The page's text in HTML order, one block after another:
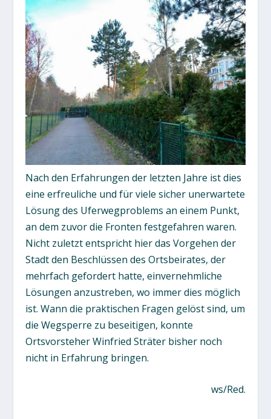
Nach den Erfahrungen der letzten Jahre ist dies
eine erfreuliche und für viele sicher unerwartete
Lösung des Uferwegproblems an einem Punkt,
an dem zuvor die Fronten festgefahren waren.
Nicht zuletzt entspricht hier das Vorgehen der
Stadt den Beschlüssen des Ortsbeirates, der
mehrfach gefordert hatte, einvernehmliche
Lösungen anzustreben, wo immer dies möglich
ist. Wann die praktischen Fragen gelöst sind, um
die Wegsperre zu beseitigen, konnte
Ortsvorsteher Winfried Sträter bisher noch
nicht in Erfahrung bringen.
ws/Red.